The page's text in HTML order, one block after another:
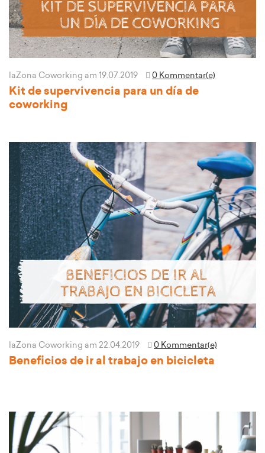
laZona Coworking am 19.07.2019 0 Kommentar(e)
Kit de supervivencia para un día de
coworking
laZona Coworking am 22.04.2019 0 Kommentar(e)
Beneficios de ir al trabajo en bicicleta